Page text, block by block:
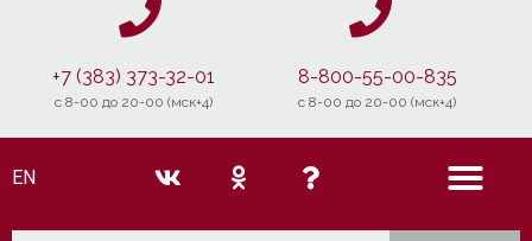
+7 (383) 373-32-01
c 8-00 до 20-00 (мск+4)
8-800-55-00-835
c 8-00 до 20-00 (мск+4)
EN